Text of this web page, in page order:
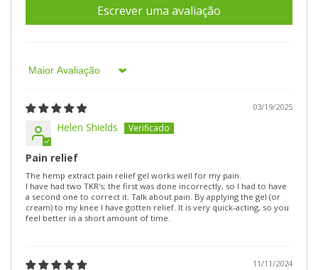
Escrever uma avaliação
Sort by
03/19/2025
Helen Shields
Pain relief
The hemp extract pain relief gel works well for my pain.
I have had two TKR's; the first was done incorrectly, so I had to have
a second one to correct it. Talk about pain. By applying the gel (or
cream) to my knee I have gotten relief. It is very quick-acting, so you
feel better in a short amount of time.
11/11/2024